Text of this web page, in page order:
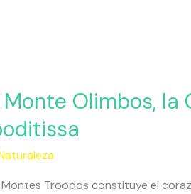
Olimbos,
Troodos constituye el